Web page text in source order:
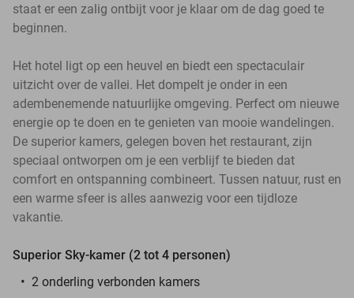
staat er een zalig ontbijt voor je klaar om de dag goed te
beginnen.
Het hotel ligt op een heuvel en biedt een spectaculair
uitzicht over de vallei. Het dompelt je onder in een
adembenemende natuurlijke omgeving. Perfect om nieuwe
energie op te doen en te genieten van mooie wandelingen.
De superior kamers, gelegen boven het restaurant, zijn
speciaal ontworpen om je een verblijf te bieden dat
comfort en ontspanning combineert. Tussen natuur, rust en
een warme sfeer is alles aanwezig voor een tijdloze
vakantie.
Superior Sky-kamer (2 tot 4 personen)
2 onderling verbonden kamers